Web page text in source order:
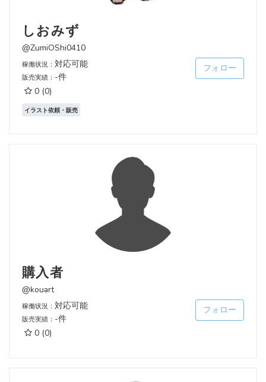
しおみず
@ZumiOShi0410
稼働状況： 対応可能
販売実績： -件
0 (0)
フォロー
イラスト依頼・販売
購入者
@kouart
稼働状況： 対応可能
販売実績： -件
0 (0)
フォロー